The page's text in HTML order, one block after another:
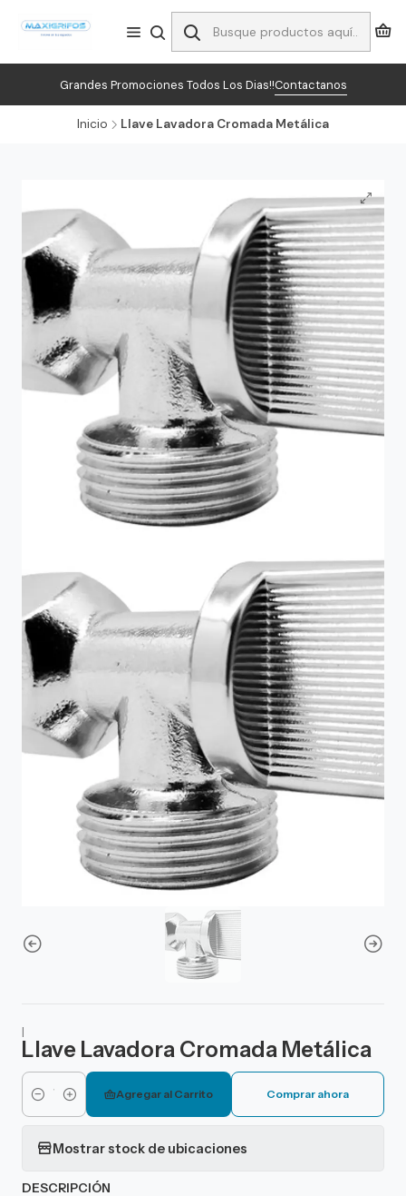
Grandes Promociones Todos Los Dias!!Contactanos
Inicio Llave Lavadora Cromada Metálica
|
Llave Lavadora Cromada Metálica
Cantidad
Agregar al Carrito Comprar ahora
Mostrar stock de ubicaciones
DESCRIPCIÓN